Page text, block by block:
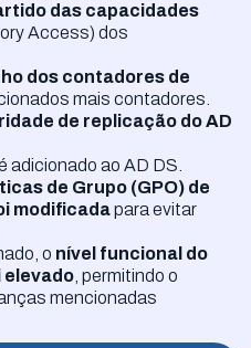
das capacidades
Access) dos
dos contadores de
mais contadores.
de replicação do AD
adicionado ao AD DS.
de Grupo (GPO) de
modificadapara evitar
o nível funcional do
elevado , permitindo o
mencionadas